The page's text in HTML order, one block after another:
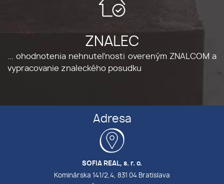
ZNALEC
... ohodnotenia nehnuteľnosti overeným ZNALCOM a
vypracovanie znaleckého posudku
Adresa
SOFIA REAL, s. r. o.
Kominárska 141/2,4, 831 04 Bratislava